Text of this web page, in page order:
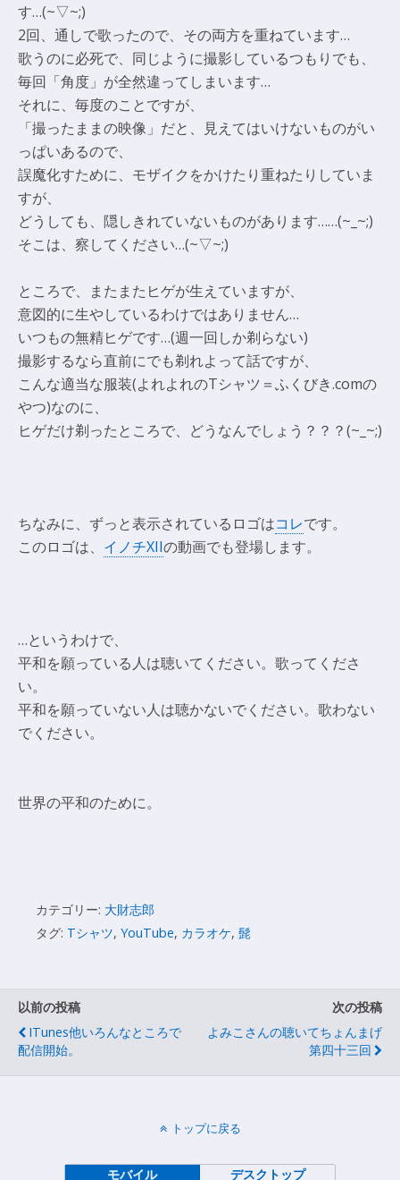
す…(~▽~;)
2回、通しで歌ったので、その両方を重ねています…
歌うのに必死で、同じように撮影しているつもりでも、
毎回「角度」が全然違ってしまいます…
それに、毎度のことですが、
「撮ったままの映像」だと、見えてはいけないものがい
っぱいあるので、
誤魔化すために、モザイクをかけたり重ねたりしていま
すが、
どうしても、隠しきれていないものがあります……(~_~;)
そこは、察してください…(~▽~;)
ところで、またまたヒゲが生えていますが、
意図的に生やしているわけではありません…
いつもの無精ヒゲです…(週一回しか剃らない)
撮影するなら直前にでも剃れよって話ですが、
こんな適当な服装(よれよれのTシャツ＝ふくびき.comの
やつ)なのに、
ヒゲだけ剃ったところで、どうなんでしょう？？？(~_~;)
ちなみに、ずっと表示されているロゴはコレです。
このロゴは、 イノチXIIの動画でも登場します。
…というわけで、
平和を願っている人は聴いてください。歌ってくださ
い。
平和を願っていない人は聴かないでください。歌わない
でください。
世界の平和のために。
カテゴリー: 大財志郎
タグ: Tシャツ, YouTube, カラオケ, 髭
以前の投稿
ITunes他いろんなところで
配信開始。
次の投稿
よみこさんの聴いてちょんまげ
第四十三回
トップに戻る
モバイル デスクトップ